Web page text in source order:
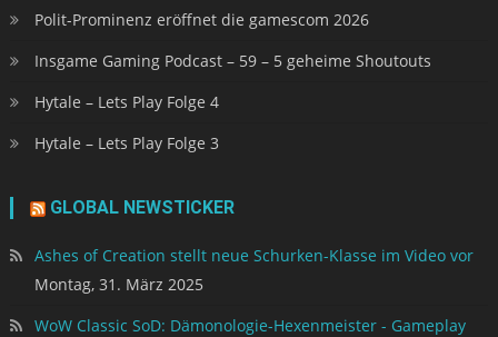
Polit-Prominenz eröffnet die gamescom 2026
Insgame Gaming Podcast – 59 – 5 geheime Shoutouts
Hytale – Lets Play Folge 4
Hytale – Lets Play Folge 3
GLOBAL NEWSTICKER
Ashes of Creation stellt neue Schurken-Klasse im Video vor
Montag, 31. März 2025
WoW Classic SoD: Dämonologie-Hexenmeister - Gameplay